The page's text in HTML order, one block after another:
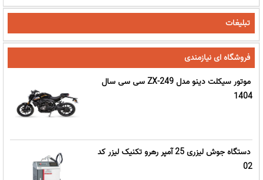
تبلیغات
فروشگاه ای نیازمندی
موتور سیکلت دینو مدل ZX-249 سی سی سال
1404
دستگاه جوش لیزری 25 آمپر رهرو تکنیک لیزر کد
02